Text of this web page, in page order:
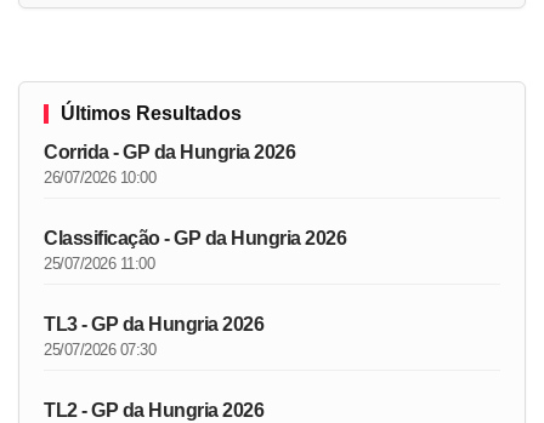
Últimos Resultados
Corrida - GP da Hungria 2026
26/07/2026 10:00
Classificação - GP da Hungria 2026
25/07/2026 11:00
TL3 - GP da Hungria 2026
25/07/2026 07:30
TL2 - GP da Hungria 2026